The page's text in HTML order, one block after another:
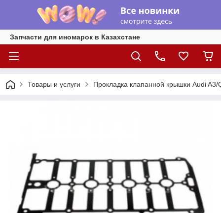
Запчасти для иномарок в Казахстане
Товары и услуги Прокладка клапанной крышки Audi